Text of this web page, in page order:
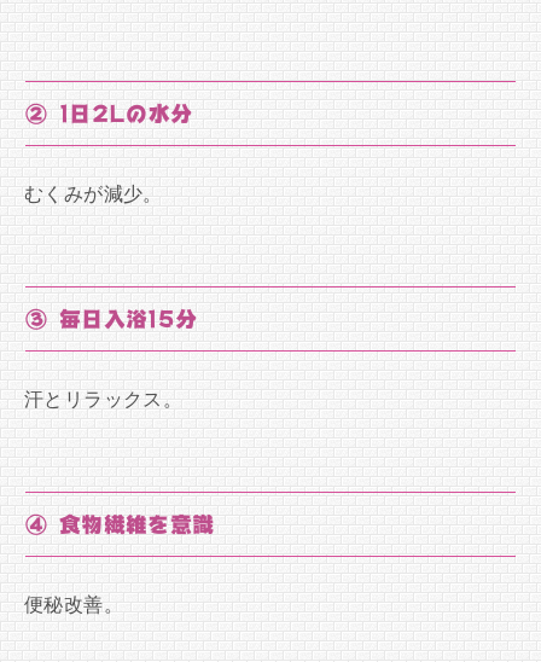
② 1日2Lの水分
むくみが減少。
③ 毎日入浴15分
汗とリラックス。
④ 食物繊維を意識
便秘改善。